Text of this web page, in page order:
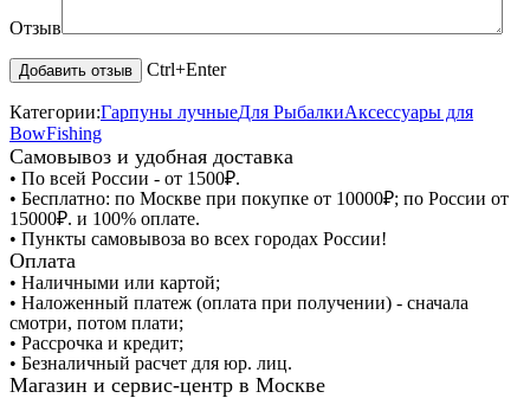
Отзыв
Ctrl+Enter
Категории:Гарпуны лучныеДля РыбалкиАксессуары для
BowFishing
Самовывоз и удобная доставка
• По всей России - от 1500₽.
• Бесплатно: по Москве при покупке от 10000₽; по России от
15000₽. и 100% оплате.
• Пункты самовывоза во всех городах России!
Оплата
• Наличными или картой;
• Наложенный платеж (оплата при получении) - сначала
смотри, потом плати;
• Рассрочка и кредит;
• Безналичный расчет для юр. лиц.
Магазин и сервис-центр в Москве